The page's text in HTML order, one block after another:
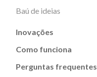
Baú de ideias
Inovações
Como funciona
Perguntas frequentes